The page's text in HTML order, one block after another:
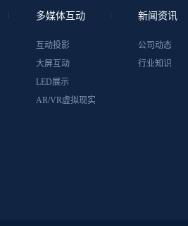
多媒体互动
互动投影
大屏互动
LED展示
AR/VR虚拟现实
新闻资讯
公司动态
行业知识